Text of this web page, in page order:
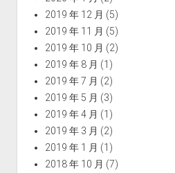
2019 年 12 月 (5)
2019 年 11 月 (5)
2019 年 10 月 (2)
2019 年 8 月 (1)
2019 年 7 月 (2)
2019 年 5 月 (3)
2019 年 4 月 (1)
2019 年 3 月 (2)
2019 年 1 月 (1)
2018 年 10 月 (7)